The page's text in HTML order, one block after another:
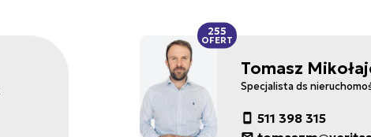
Tomasz
Specjalista ds
511 398 315
255
OFERT